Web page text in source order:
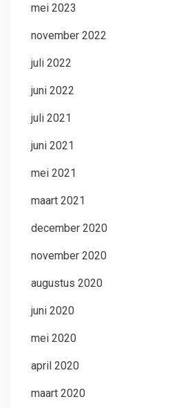
mei 2023
november 2022
juli 2022
juni 2022
juli 2021
juni 2021
mei 2021
maart 2021
december 2020
november 2020
augustus 2020
juni 2020
mei 2020
april 2020
maart 2020